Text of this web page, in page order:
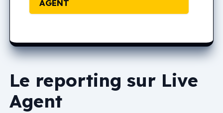
AGENT
Le reporting sur Live
Agent